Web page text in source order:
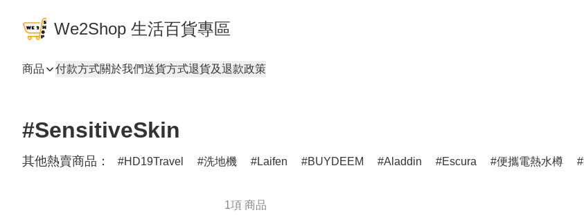
We2Shop 生活百貨專區
商品 付款方式關於我們送貨方式退貨及退款政策
#SensitiveSkin
其他熱賣商品： HD19Travel 洗地機 Laifen BUYDEEM Aladdin Escura 便攜電熱水樽
1項 商品